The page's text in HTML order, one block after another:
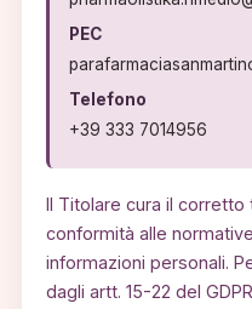
PEC
Telefono
+39 333 7014956
Il Titolare cura il
conformità alle
informazioni personali.
dagli artt. 15-22 del